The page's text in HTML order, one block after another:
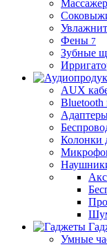
Фены 7
Зубные
AUX
Bluetooth
Колонки
Умные